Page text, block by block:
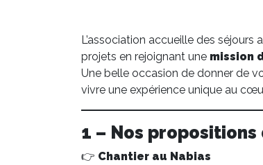
L’association accueille des séjours
projets en rejoignant une mission
Une belle occasion de donner de
vivre une expérience unique au
1 – Nos propositions
👉 Chantier au Nabias